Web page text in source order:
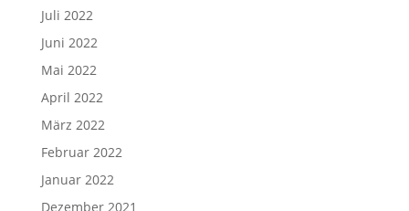
Juli 2022
Juni 2022
Mai 2022
April 2022
März 2022
Februar 2022
Januar 2022
Dezember 2021